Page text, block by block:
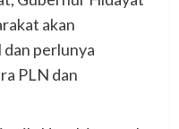
akan
perlunya
PLN dan